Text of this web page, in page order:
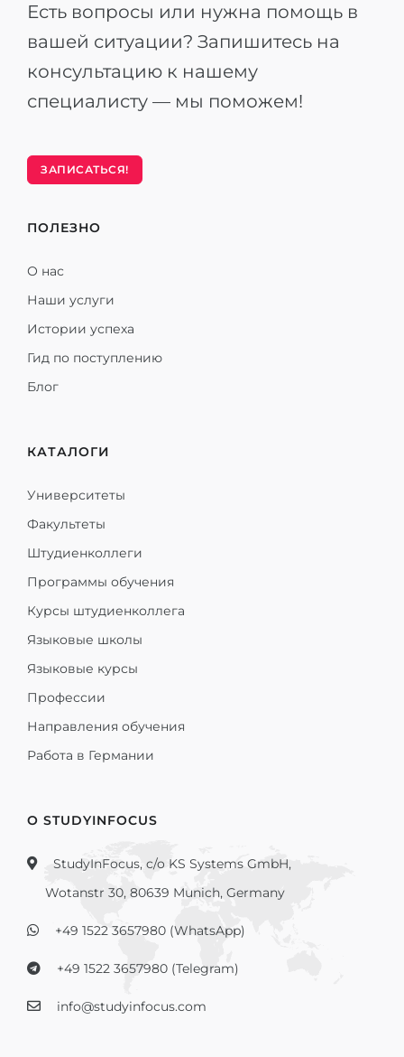
Есть вопросы или нужна помощь в
вашей ситуации? Запишитесь на
консультацию к нашему
специалисту — мы поможем!
ЗАПИСАТЬСЯ!
ПОЛЕЗНО
О нас
Наши услуги
Истории успеха
Гид по поступлению
Блог
КАТАЛОГИ
Университеты
Факультеты
Штудиенколлеги
Программы обучения
Курсы штудиенколлега
Языковые школы
Языковые курсы
Профессии
Направления обучения
Работа в Германии
О STUDYINFOCUS
StudyInFocus, c/o KS Systems GmbH,
Wotanstr 30, 80639 Munich, Germany
+49 1522 3657980 (WhatsApp)
+49 1522 3657980 (Telegram)
info@studyinfocus.com